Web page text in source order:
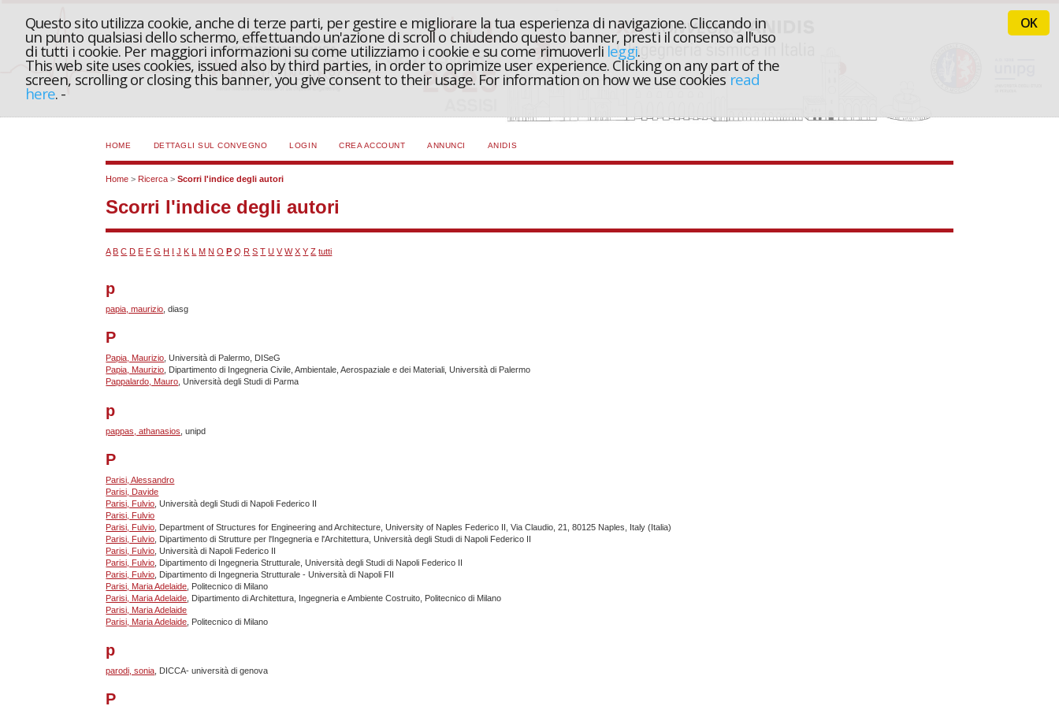
Questo sito utilizza cookie, anche di terze parti, per gestire e migliorare la tua esperienza di navigazione. Cliccando in
un punto qualsiasi dello schermo, effettuando un'azione di scroll o chiudendo questo banner, presti il consenso all'uso
di tutti i cookie. Per maggiori informazioni su come utilizziamo i cookie e su come rimuoverli leggi.
This web site uses cookies, issued also by third parties, in order to oprimize user experience. Clicking on any part of the
screen, scrolling or closing this banner, you give consent to their usage. For information on how we use cookies read
here. -
OK
HOME DETTAGLI SUL CONVEGNO LOGIN CREA ACCOUNT ANNUNCI ANIDIS
Home > Ricerca >Scorri l'indice degli autori
Scorri l'indice degli autori
A B C D E F G H I J K L M N O P Q R S T U V W X Y Z tutti
p
papia, maurizio , diasg
P
Papia, Maurizio, Università di Palermo, DISeG
Papia, Maurizio, Dipartimento di Ingegneria Civile, Ambientale, Aerospaziale e dei Materiali, Università di Palermo
Pappalardo, Mauro, Università degli Studi di Parma
p
pappas, athanasios , unipd
P
Parisi, Alessandro
Parisi, Davide
Parisi, Fulvio , Università degli Studi di Napoli Federico II
Parisi, Fulvio
Parisi, Fulvio , Department of Structures for Engineering and Architecture, University of Naples Federico II, Via Claudio, 21, 80125 Naples, Italy (Italia)
Parisi, Fulvio , Dipartimento di Strutture per l'Ingegneria e l'Architettura, Università degli Studi di Napoli Federico II
Parisi, Fulvio , Università di Napoli Federico II
Parisi, Fulvio , Dipartimento di Ingegneria Strutturale, Università degli Studi di Napoli Federico II
Parisi, Fulvio , Dipartimento di Ingegneria Strutturale - Università di Napoli FII
Parisi, Maria Adelaide , Politecnico di Milano
Parisi, Maria Adelaide , Dipartimento di Architettura, Ingegneria e Ambiente Costruito, Politecnico di Milano
Parisi, Maria Adelaide
Parisi, Maria Adelaide , Politecnico di Milano
p
parodi, sonia , DICCA- università di genova
P